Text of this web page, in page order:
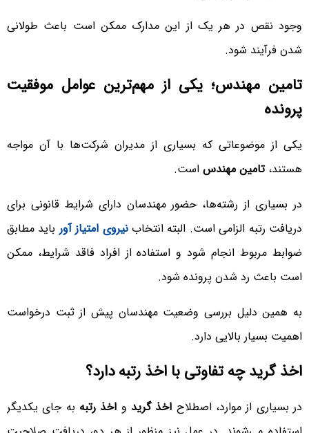
وجود نقص در هر یک از این مدارک ممکن است باعث طولانی
شدن فرآیند شود.
تامین مهندس؛ یکی از مهم‌ترین عوامل موفقیت
پرونده
یکی از موضوعاتی که بسیاری از مدیران شرکت‌ها با آن مواجه
هستند،تامین مهندس است.
در بسیاری از رشته‌ها، حضور مهندسان دارای شرایط قانونی برای
دریافت رتبه الزامی است. البته انتخابنیروی امتیاز آور باید مطابق
ضوابط مربوط انجام شود و استفاده از افراد فاقد شرایط، ممکن
است باعث رد شدن پرونده شود.
به همین دلیل بررسی وضعیت مهندسان پیش از ثبت درخواست
اهمیت بسیار بالایی دارد.
اخذ گرید چه تفاوتی با اخذ رتبه دارد؟
در بسیاری از موارد، اصطلاح اخذ گرید و اخذ رتبه به جای یکدیگر